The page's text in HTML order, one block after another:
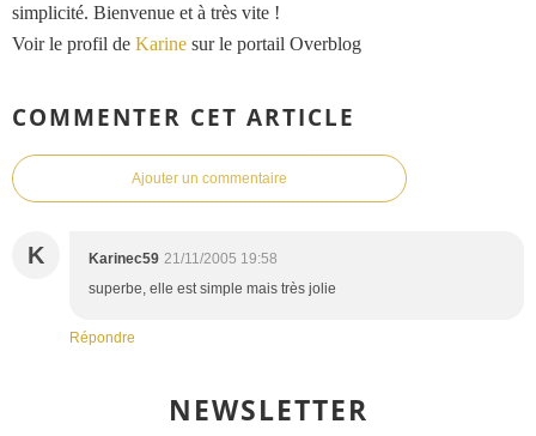
simplicité. Bienvenue et à très vite !
Voir le profil de Karine sur le portail Overblog
COMMENTER CET ARTICLE
Ajouter un commentaire
K Karinec59 21/11/2005 19:58
superbe, elle est simple mais très jolie
Répondre
NEWSLETTER